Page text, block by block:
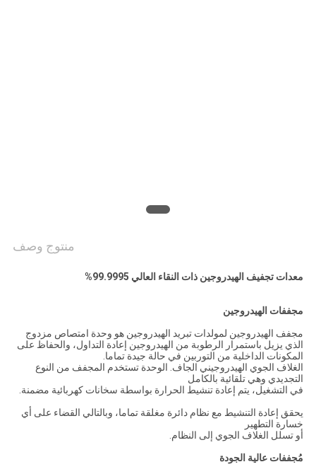
منتوج وصف
معدات تجفيف الهيدروجين ذات النقاء العالي 99.9995%
مجففات الهيدروجين
مجفف الهيدروجين لمولدات تبريد الهيدروجين هو وحدة امتصاص مزدوج
الذي يزيل باستمرار الرطوبة من الهيدروجين إعادة التداول، والحفاظ على
المكونات الداخلية من التوربين في حالة جيدة تماما.
الغلاف الجوي الهيدروجيني الجاف. الوحدة تستخدم المجفف من النوع
التجديدي وهي تلقائية بالكامل
في التشغيل، يتم إعادة تنشيط الحرارة بواسطة سخانات كهربائية مضمنة.
يحقق إعادة التنشيط مع نظام دائرة مغلقة تماما، وبالتالي القضاء على أي
خسارة التطهير
أو تسلل الغلاف الجوي إلى النظام.
مُجففات عالية الجودة